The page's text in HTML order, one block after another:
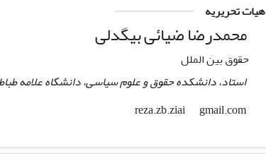
هیات تحریریه
محمدرضا ضیائی بیگدلی
حقوق بین الملل
استاد، دانشکده حقوق و علوم سیاسی، دانشگاه علامه
gmail.com